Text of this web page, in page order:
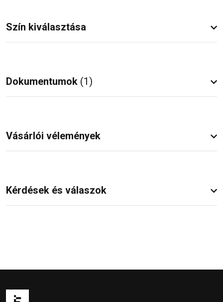
Szín kiválasztása
Dokumentumok (1)
Vásárlói vélemények
Kérdések és válaszok